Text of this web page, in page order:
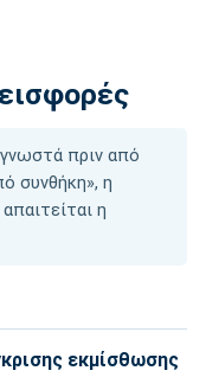
πριν από
συνθήκη», η
η
εκμίσθωσης